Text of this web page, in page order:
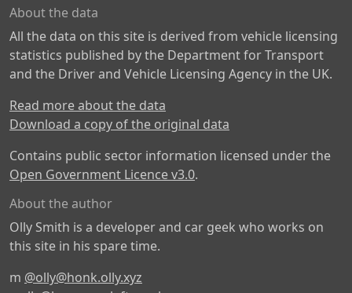
About the data
All the data on this site is derived from vehicle licensing
statistics published by the Department for Transport
and the Driver and Vehicle Licensing Agency in the UK.
Read more about the data
Download a copy of the original data
Contains public sector information licensed under the
Open Government Licence v3.0.
About the author
Olly Smith is a developer and car geek who works on
this site in his spare time.
m @olly@honk.olly.xyz